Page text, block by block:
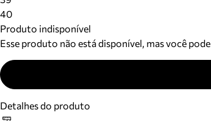
40
Produto indisponível
Esse produto não está disponível, mas você pode
Detalhes do produto